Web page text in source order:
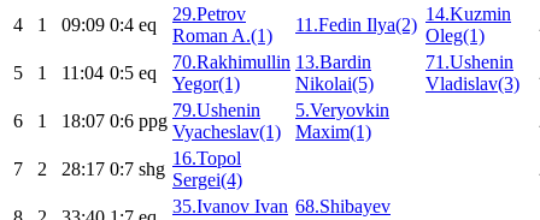
4 1 09:09 0:4 eq
29.Petrov
Roman A.(1)
11.Fedin Ilya(2)
14.Kuzmin
Oleg(1)
5 1 11:04 0:5 eq
70.Rakhimullin
Yegor(1)
13.Bardin
Nikolai(5)
71.Ushenin
Vladislav(3)
6 1 18:07 0:6 ppg
79.Ushenin
Vyacheslav(1)
5.Veryovkin
Maxim(1)
7 2 28:17 0:7 shg
16.Topol
Sergei(4)
35.Ivanov Ivan 68.Shibayev